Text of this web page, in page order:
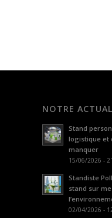
NOTRE
Stand
logistique et
manquer
15/06/2026 -
Standiste
stand sur
02/04/2026 -